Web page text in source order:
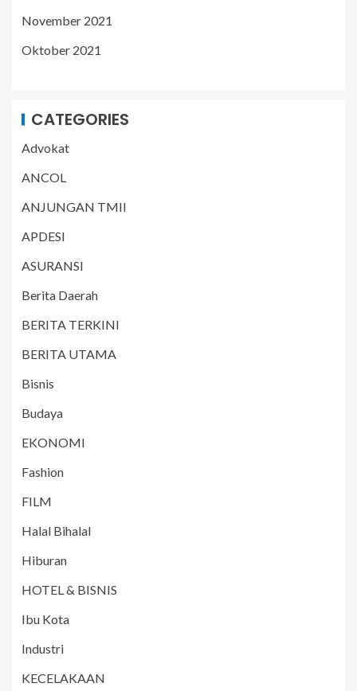
November 2021
Oktober 2021
CATEGORIES
Advokat
ANCOL
ANJUNGAN TMII
APDESI
ASURANSI
Berita Daerah
BERITA TERKINI
BERITA UTAMA
Bisnis
Budaya
EKONOMI
Fashion
FILM
Halal Bihalal
Hiburan
HOTEL & BISNIS
Ibu Kota
Industri
KECELAKAAN